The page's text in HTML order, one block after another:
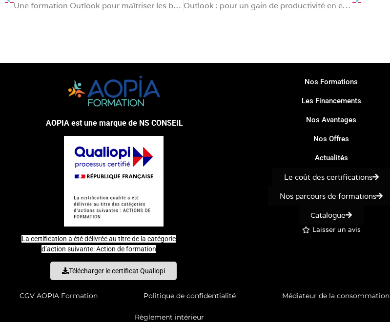
Une formation Outlook pour maîtriser les bases de l’outil Outlook : pour un gain de productivité en entreprise
AOPIA est une marque de NS CONSEIL
La certification a été délivrée au titre de la catégorie
d’action suivante: Action de formation
Télécharger le certificat Qualiopi
Nos Formations
Les Financements
Nos Avantages
Nos Offres
Actualités
Le coût des certifications
Nos parcours de formations
Catalogue
Laisser un avis
CGV AOPIA Formation Politique de confidentialité Médiateur de la consommation
Règlement intérieur